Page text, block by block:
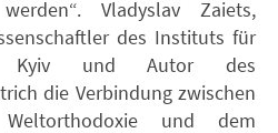
Vladyslav Zaiets,
des Instituts für
Kyiv und Autor des
die Verbindung zwischen
und dem